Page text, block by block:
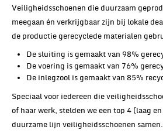
Veiligheidsschoenen die duurzaam
meegaan én verkrijgbaar zijn bij lokale
de productie gerecyclede materialen
De sluiting is gemaakt van 98%
De voering is gemaakt van 76%
De inlegzool is gemaakt van 85%
Speciaal voor iedereen die
of haar werk, stelden we een top 4 (laag
duurzame lijn veiligheidsschoenen samen.